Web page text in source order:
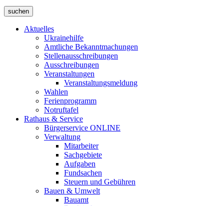
suchen
Aktuelles
Ukrainehilfe
Amtliche Bekanntmachungen
Stellenausschreibungen
Ausschreibungen
Veranstaltungen
Veranstaltungsmeldung
Wahlen
Ferienprogramm
Notruftafel
Rathaus & Service
Bürgerservice ONLINE
Verwaltung
Mitarbeiter
Sachgebiete
Aufgaben
Fundsachen
Steuern und Gebühren
Bauen & Umwelt
Bauamt